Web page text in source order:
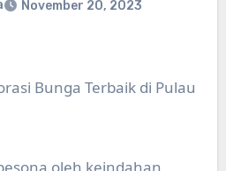
November 20, 2023